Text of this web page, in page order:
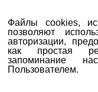
Файлы cookies,
позволяют
авторизации,
как простая
запоминание
Пользователем.